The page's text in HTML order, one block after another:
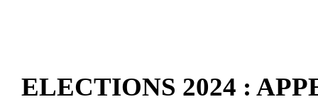
ELECTIONS 2024 :